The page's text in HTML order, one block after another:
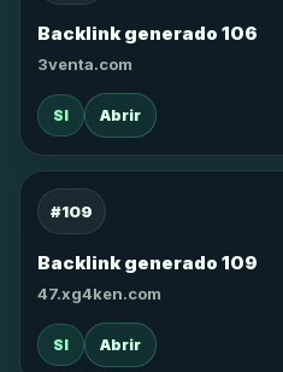
Backlink generado 106
3venta.com
SI Abrir
#109
Backlink generado 109
47.xg4ken.com
SI Abrir